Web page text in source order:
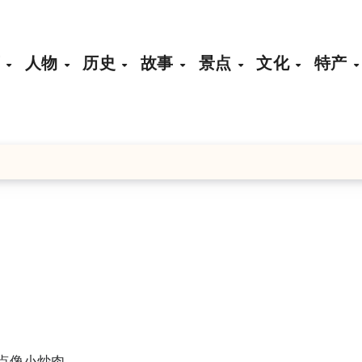
人物 历史 故事 景点 文化 特产